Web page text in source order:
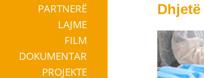
PARTNERË
LAJME
FILM
DOKUMENTAR
PROJEKTE